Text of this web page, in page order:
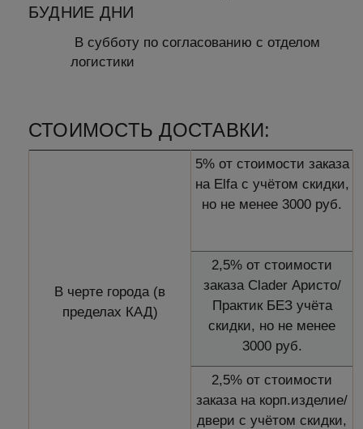
БУДНИЕ ДНИ
В субботу по согласованию с отделом
логистики
СТОИМОСТЬ ДОСТАВКИ:
В черте города (в
пределах КАД)
5% от стоимости заказа
на Elfa с учётом скидки,
но не менее 3000 руб.
2,5% от стоимости
заказа Clader Аристо/
Практик БЕЗ учёта
скидки, но не менее
3000 руб.
2,5% от стоимости
заказа на корп.изделие/
двери с учётом скидки,